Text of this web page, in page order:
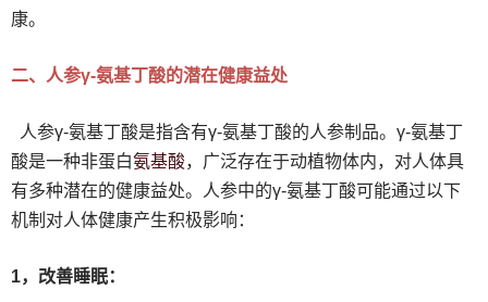
康。
二、人参γ-氨基丁酸的潜在健康益处
人参γ-氨基丁酸是指含有γ-氨基丁酸的人参制品。γ-氨基丁
酸是一种非蛋白氨基酸，广泛存在于动植物体内，对人体具
有多种潜在的健康益处。人参中的γ-氨基丁酸可能通过以下
机制对人体健康产生积极影响：
1，改善睡眠：